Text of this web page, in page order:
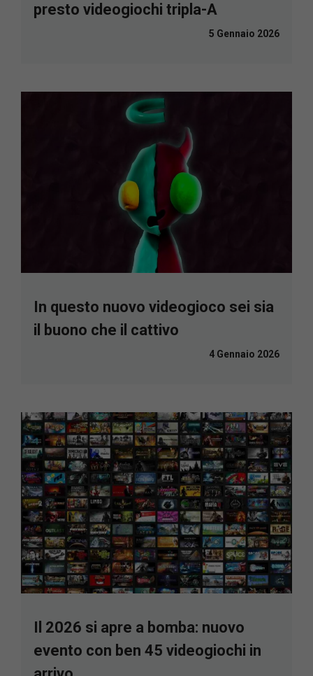
presto videogiochi tripla-A
5 Gennaio 2026
In questo nuovo videogioco sei sia
il buono che il cattivo
4 Gennaio 2026
Il 2026 si apre a bomba: nuovo
evento con ben 45 videogiochi in